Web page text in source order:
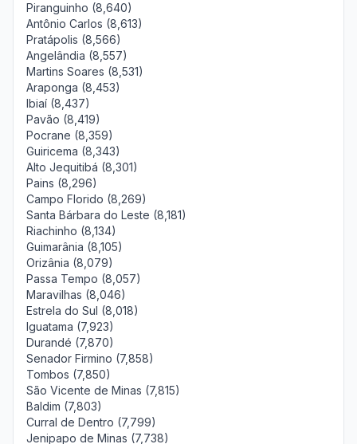
Piranguinho (8,640)
Antônio Carlos (8,613)
Pratápolis (8,566)
Angelândia (8,557)
Martins Soares (8,531)
Araponga (8,453)
Ibiaí (8,437)
Pavão (8,419)
Pocrane (8,359)
Guiricema (8,343)
Alto Jequitibá (8,301)
Pains (8,296)
Campo Florido (8,269)
Santa Bárbara do Leste (8,181)
Riachinho (8,134)
Guimarânia (8,105)
Orizânia (8,079)
Passa Tempo (8,057)
Maravilhas (8,046)
Estrela do Sul (8,018)
Iguatama (7,923)
Durandé (7,870)
Senador Firmino (7,858)
Tombos (7,850)
São Vicente de Minas (7,815)
Baldim (7,803)
Curral de Dentro (7,799)
Jenipapo de Minas (7,738)